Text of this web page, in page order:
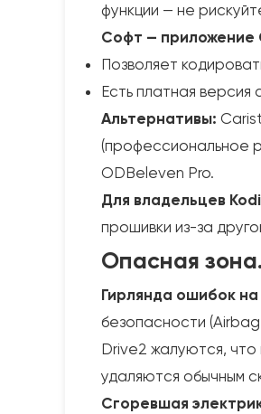
функции — не
Софт — приложение
Позволяет
Есть платная
Альтернативы:
(профессиональное
ODBeleven Pro.
Для владельцев
прошивки из-за
Опасная
Гирлянда ошибок
безопасности
Drive2 жалуются,
удаляются обычным
Сгоревшая